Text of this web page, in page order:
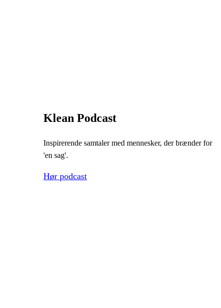
Klean Podcast
Inspirerende samtaler med mennesker, der brænder for
'en sag'.
Hør podcast